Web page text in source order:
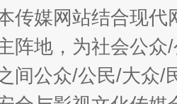
传媒网站结合现
阵地，为社会公
间公众/公民/大众/